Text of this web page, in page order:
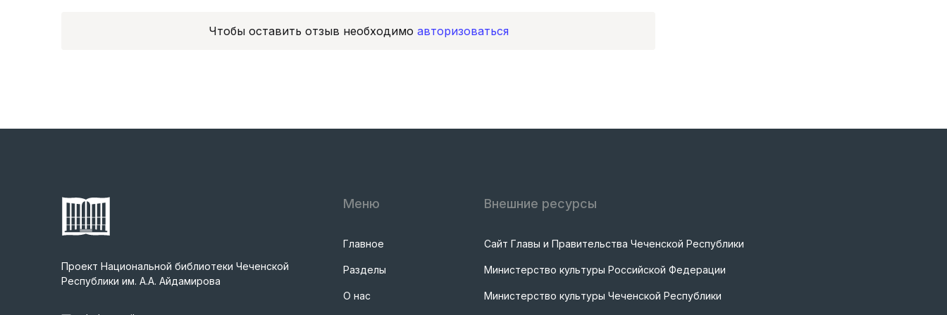
Чтобы оставить отзыв необходимо авторизоваться
Проект Национальной библиотеки Чеченской
Республики им. А.А. Айдамирова
Меню
Главное
Разделы
О нас
Внешние ресурсы
Сайт Главы и Правительства Чеченской Республики
Министерство культуры Российской Федерации
Министерство культуры Чеченской Республики